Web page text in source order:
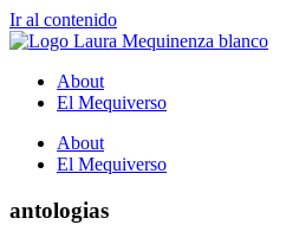
Ir al contenido
About
El Mequiverso
About
El Mequiverso
antologias